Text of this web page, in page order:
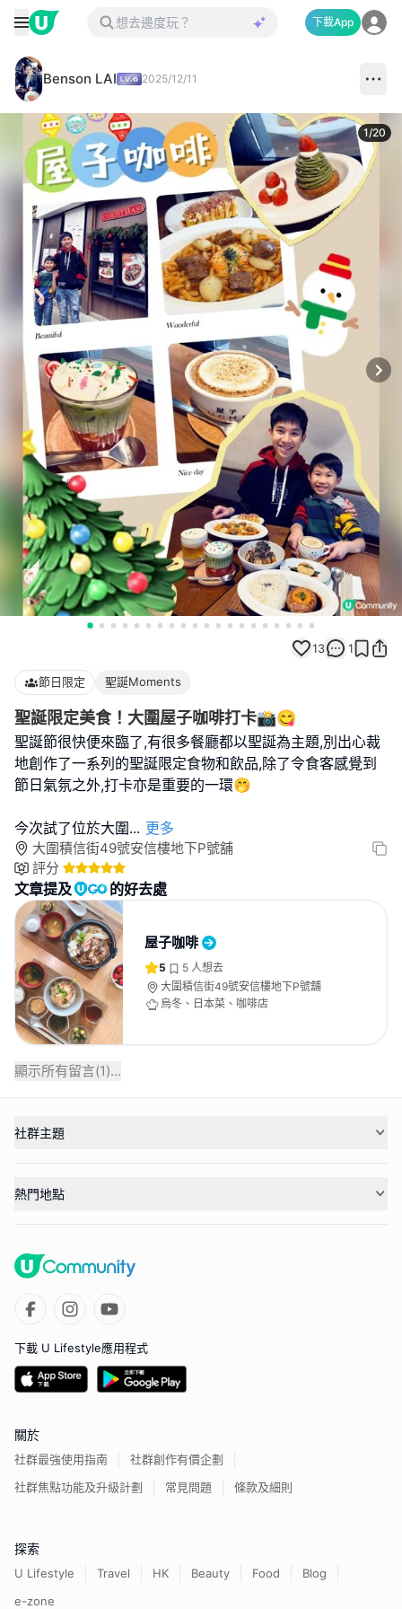
下載App
Benson LAI 2025/12/11
1/20
13 1
節日限定 聖誕Moments
聖誕限定美食！大圍屋子咖啡打卡📸😋
聖誕節很快便來臨了,有很多餐廳都以聖誕為主題,別出心裁
地創作了一系列的聖誕限定食物和飲品,除了令食客感覺到
節日氣氛之外,打卡亦是重要的一環🤭
今次試了位於大圍... 更多
大圍積信街49號安信樓地下P號舖
評分
文章提及 的好去處
屋子咖啡
5 5 人想去
大圍積信街49號安信樓地下P號舖
烏冬、日本菜、咖啡店
顯示所有留言(1)...
社群主題
熱門地點
下載 U Lifestyle應用程式
關於
社群最強使用指南
社群創作有價企劃
社群焦點功能及升級計劃
常見問題 條款及細則
探索
U Lifestyle Travel HK Beauty Food
Blog
e-zone